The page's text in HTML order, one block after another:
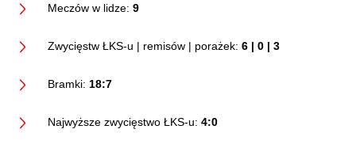
Meczów w lidze: 9
Zwycięstw ŁKS-u | remisów | porażek: 6 | 0 | 3
Bramki: 18:7
Najwyższe zwycięstwo ŁKS-u: 4:0